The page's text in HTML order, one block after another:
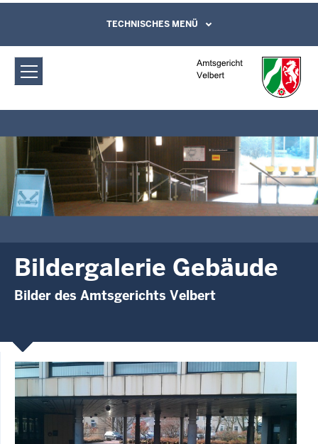
Amtsgericht Velbert: Bildergalerie
Gebäude
Direkt zum Inhalt
Leichte Sprache, Gebärdensprachenvideo
und Kontaktformular
TECHNISCHES MENÜ
Bildergalerie Gebäude
Bilder des Amtsgerichts Velbert